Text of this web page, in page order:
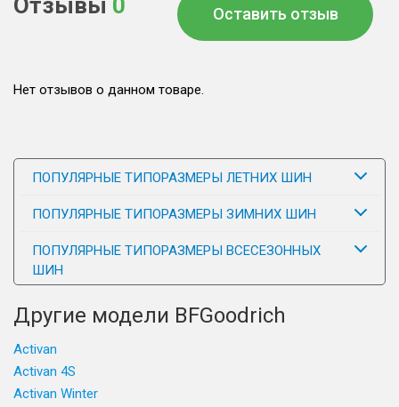
Отзывы 0 Оставить отзыв
Нет отзывов о данном товаре.
ПОПУЛЯРНЫЕ ТИПОРАЗМЕРЫ ЛЕТНИХ ШИН
ПОПУЛЯРНЫЕ ТИПОРАЗМЕРЫ ЗИМНИХ ШИН
ПОПУЛЯРНЫЕ ТИПОРАЗМЕРЫ ВСЕСЕЗОННЫХ
ШИН
Другие модели BFGoodrich
Activan
Activan 4S
Activan Winter